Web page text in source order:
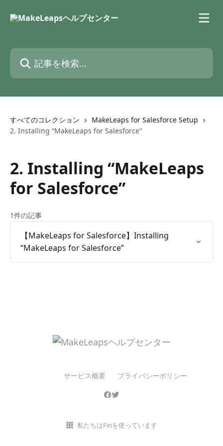
記事を検索...
すべてのコレクション
MakeLeaps for Salesforce Setup
2. Installing “MakeLeaps for Salesforce”
2. Installing “MakeLeaps
for Salesforce”
1件の記事
【MakeLeaps for Salesforce】Installing
“MakeLeaps for Salesforce”
サービス概要 プライバシーポリシー
私たちはFinを使っています